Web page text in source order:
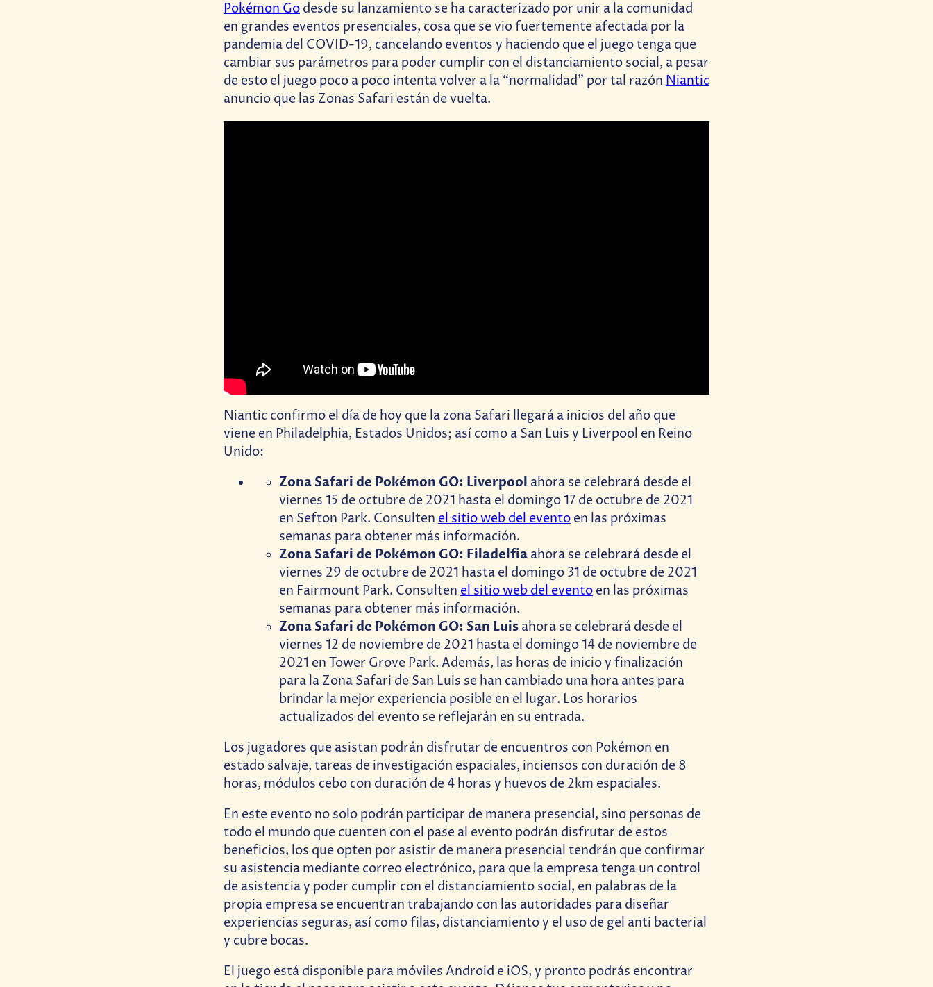
Pokémon Go desde su lanzamiento se ha caracterizado por unir a la comunidad
en grandes eventos presenciales, cosa que se vio fuertemente afectada por la
pandemia del COVID-19, cancelando eventos y haciendo que el juego tenga que
cambiar sus parámetros para poder cumplir con el distanciamiento social, a pesar
de esto el juego poco a poco intenta volver a la “normalidad” por tal razón Niantic
anuncio que las Zonas Safari están de vuelta.
Niantic confirmo el día de hoy que la zona Safari llegará a inicios del año que
viene en Philadelphia, Estados Unidos; así como a San Luis y Liverpool en Reino
Unido:
Zona Safari de Pokémon GO: Liverpool ahora se celebrará desde el
viernes 15 de octubre de 2021 hasta el domingo 17 de octubre de 2021
en Sefton Park. Consulten el sitio web del evento en las próximas
semanas para obtener más información.
Zona Safari de Pokémon GO: Filadelfia ahora se celebrará desde el
viernes 29 de octubre de 2021 hasta el domingo 31 de octubre de 2021
en Fairmount Park. Consulten el sitio web del evento en las próximas
semanas para obtener más información.
Zona Safari de Pokémon GO: San Luis ahora se celebrará desde el
viernes 12 de noviembre de 2021 hasta el domingo 14 de noviembre de
2021 en Tower Grove Park. Además, las horas de inicio y finalización
para la Zona Safari de San Luis se han cambiado una hora antes para
brindar la mejor experiencia posible en el lugar. Los horarios
actualizados del evento se reflejarán en su entrada.
Los jugadores que asistan podrán disfrutar de encuentros con Pokémon en
estado salvaje, tareas de investigación espaciales, inciensos con duración de 8
horas, módulos cebo con duración de 4 horas y huevos de 2km espaciales.
En este evento no solo podrán participar de manera presencial, sino personas de
todo el mundo que cuenten con el pase al evento podrán disfrutar de estos
beneficios, los que opten por asistir de manera presencial tendrán que confirmar
su asistencia mediante correo electrónico, para que la empresa tenga un control
de asistencia y poder cumplir con el distanciamiento social, en palabras de la
propia empresa se encuentran trabajando con las autoridades para diseñar
experiencias seguras, así como filas, distanciamiento y el uso de gel anti bacterial
y cubre bocas.
El juego está disponible para móviles Android e iOS, y pronto podrás encontrar